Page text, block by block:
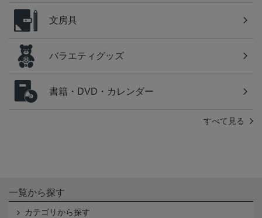
文房具
バラエティグッズ
書籍・DVD・カレンダー
すべて見る
一覧から探す
カテゴリから探す